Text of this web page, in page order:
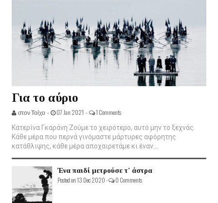
Για το αύριο
στον Τοίχο - 07 Jan 2021 - 1 Comments
Κατερίνα Γκαράνη Ζούμε το χειρότερο, αυτό μην το ξεχνάς.
Κάθε μέρα που περνά γινόμαστε μάρτυρες αφόρητης
κατάθλιψης, κάθε μέρα αποχαιρετάμε κι έναν...
Ένα παιδί μετρούσε τ' άστρα
Posted on 13 Dec 2020 - 0 Comments